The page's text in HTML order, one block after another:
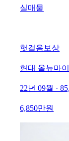
실매물
헛걸음보상
현대 올뉴마
22년 09월 ·
6,850만원